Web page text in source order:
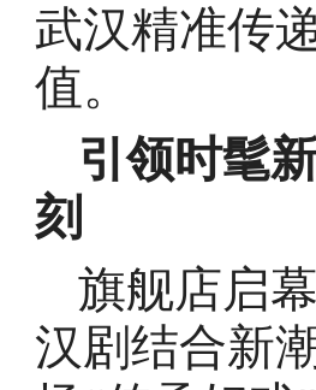
武汉精准传
值。
引领时髦
刻
旗舰店启
汉剧结合新